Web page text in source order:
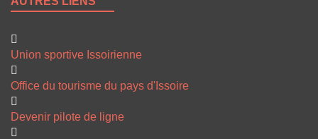
Union sportive Issoirienne
Office du tourisme du pays d'Issoire
Devenir pilote de ligne